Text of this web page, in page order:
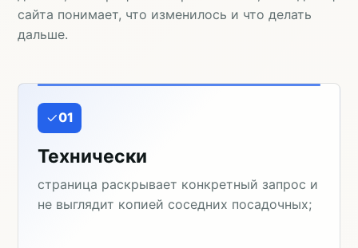
сайта понимает, что изменилось и что делать
дальше.
01
Технически
страница раскрывает конкретный запрос и
не выглядит копией соседних посадочных;